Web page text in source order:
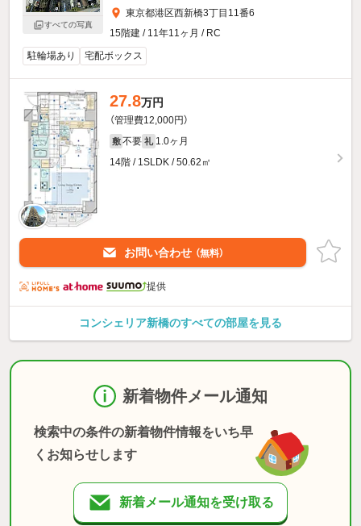
すべての写真
東京都港区西新橋3丁目11番6
15階建 / 11年11ヶ月 / RC
駐輪場あり
宅配ボックス
27.8万円
（管理費12,000円）
敷 不要 礼 1.0ヶ月
14階 / 1SLDK / 50.62㎡
お問い合わせ （無料）
提供
コンシェリア新橋のすべての部屋を見る
新着物件メール通知
検索中の条件の新着物件情報をいち早
くお知らせします
新着メール通知を受け取る